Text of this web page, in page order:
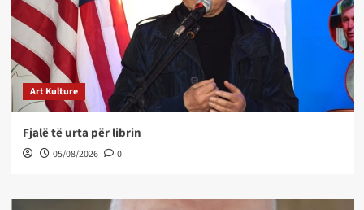
Art Kulture
Fjalë të urta për librin
05/08/2026 0